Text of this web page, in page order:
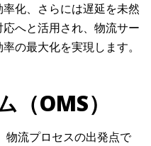
化、さらには遅延を未然
へと活用され、物流サー
の最大化を実現します。
（OMS）
物流プロセスの出発点で